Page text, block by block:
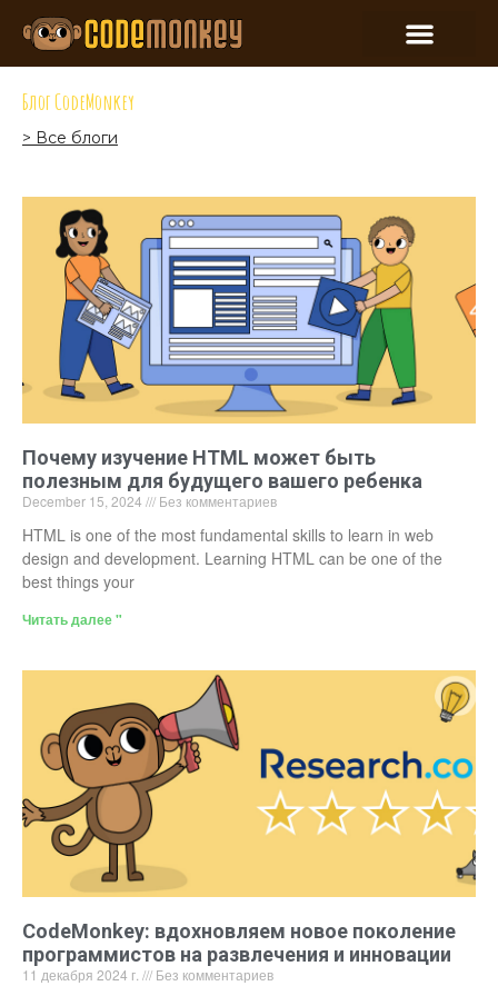
Блог CodeMonkey
> Все блоги
Почему изучение HTML может быть
полезным для будущего вашего ребенка
December 15, 2024 Без комментариев
HTML is one of the most fundamental skills to learn in web
design and development. Learning HTML can be one of the
best things your
Читать далее "
CodeMonkey: вдохновляем новое поколение
программистов на развлечения и инновации
11 декабря 2024 г. Без комментариев